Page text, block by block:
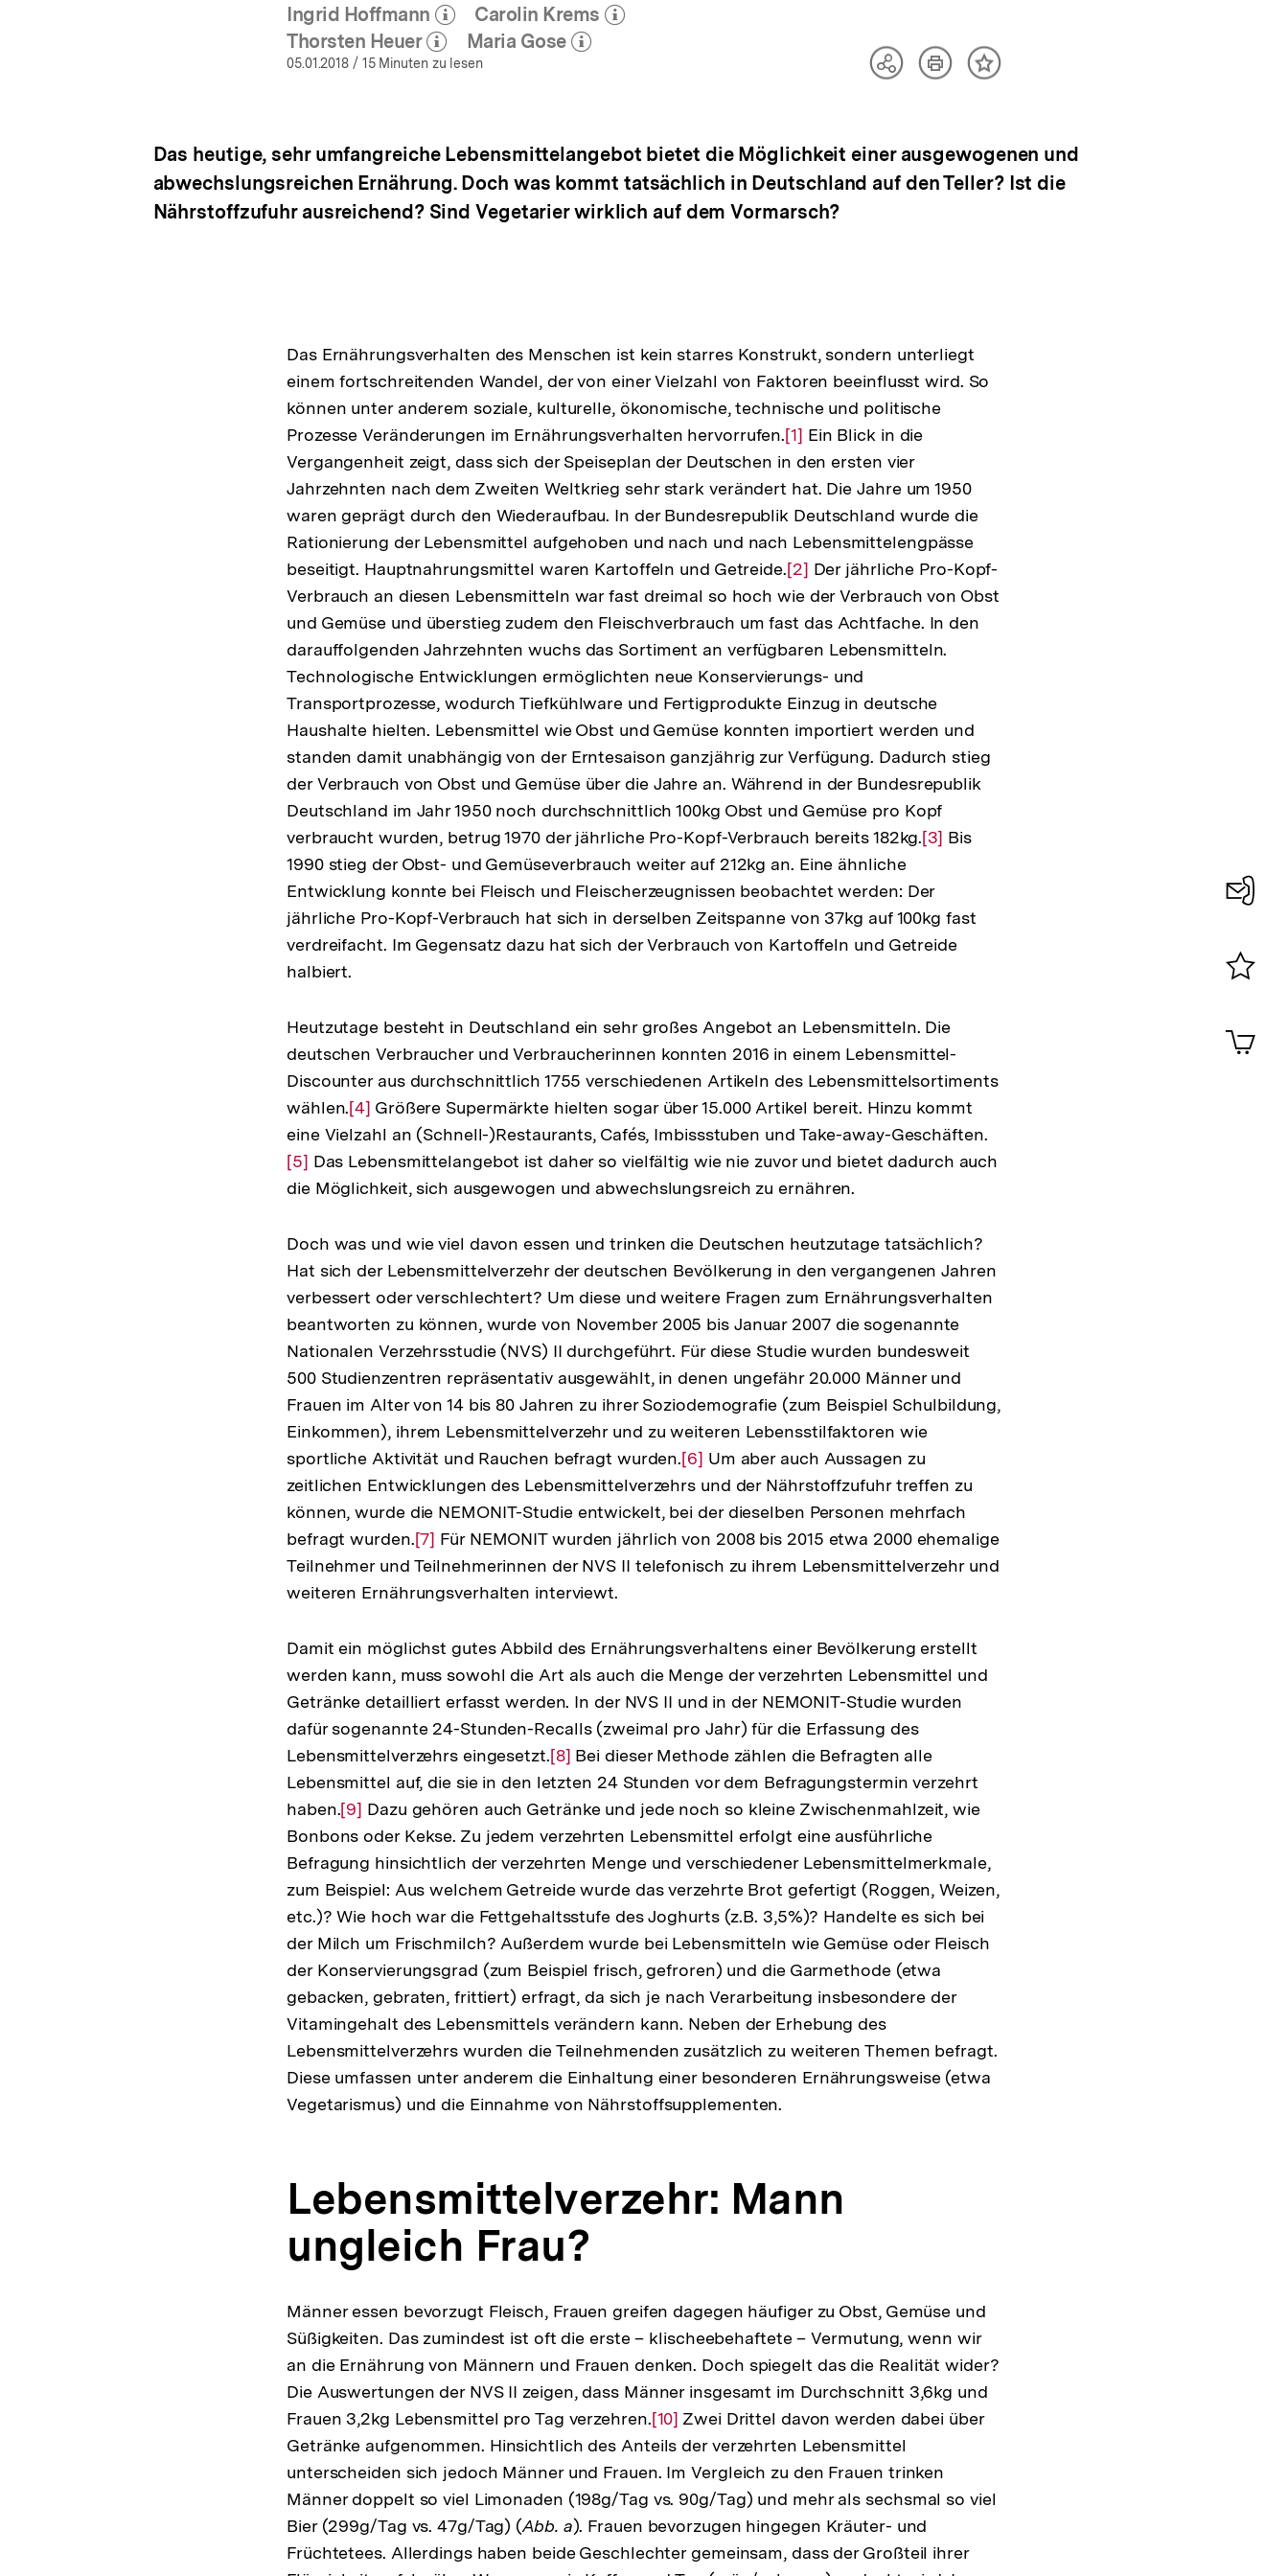
Ingrid Hoffmann
(Mehr zum Autor)
öffnen
Carolin Krems
(Mehr zum Autor)
Thorsten Heuer
(Mehr zum Autor)
öffnen
Maria Gose
(Mehr zum Autor)
05.01.2018 / 15 Minuten zu lesen
TeilenArtikelInhalt
Das heutige, sehr umfangreiche Lebensmittelangebot bietet die Möglichkeit einer ausgewogenen und
abwechslungsreichen Ernährung. Doch was kommt tatsächlich in Deutschland auf den Teller? Ist die
Nährstoffzufuhr ausreichend? Sind Vegetarier wirklich auf dem Vormarsch?
Das Ernährungsverhalten des Menschen ist kein starres Konstrukt, sondern unterliegt
einem fortschreitenden Wandel, der von einer Vielzahl von Faktoren beeinflusst wird. So
können unter anderem soziale, kulturelle, ökonomische, technische und politische
Prozesse Veränderungen im Ernährungsverhalten hervorrufen.Zur
Auflösung
der
Fußnote
[1] Ein Blick in die
Vergangenheit zeigt, dass sich der Speiseplan der Deutschen in den ersten vier
Jahrzehnten nach dem Zweiten Weltkrieg sehr stark verändert hat. Die Jahre um 1950
waren geprägt durch den Wiederaufbau. In der Bundesrepublik Deutschland wurde die
Rationierung der Lebensmittel aufgehoben und nach und nach Lebensmittelengpässe
beseitigt. Hauptnahrungsmittel waren Kartoffeln und Getreide.Zur
Auflösung
der
Fußnote
[2] Der jährliche Pro-Kopf-
Verbrauch an diesen Lebensmitteln war fast dreimal so hoch wie der Verbrauch von Obst
und Gemüse und überstieg zudem den Fleischverbrauch um fast das Achtfache. In den
darauffolgenden Jahrzehnten wuchs das Sortiment an verfügbaren Lebensmitteln.
Technologische Entwicklungen ermöglichten neue Konservierungs- und
Transportprozesse, wodurch Tiefkühlware und Fertigprodukte Einzug in deutsche
Haushalte hielten. Lebensmittel wie Obst und Gemüse konnten importiert werden und
standen damit unabhängig von der Erntesaison ganzjährig zur Verfügung. Dadurch stieg
der Verbrauch von Obst und Gemüse über die Jahre an. Während in der Bundesrepublik
Deutschland im Jahr 1950 noch durchschnittlich 100kg Obst und Gemüse pro Kopf
verbraucht wurden, betrug 1970 der jährliche Pro-Kopf-Verbrauch bereits 182kg.Zur
der
Fußnote
[3] Bis
1990 stieg der Obst- und Gemüseverbrauch weiter auf 212kg an. Eine ähnliche
Entwicklung konnte bei Fleisch und Fleischerzeugnissen beobachtet werden: Der
jährliche Pro-Kopf-Verbrauch hat sich in derselben Zeitspanne von 37kg auf 100kg fast
verdreifacht. Im Gegensatz dazu hat sich der Verbrauch von Kartoffeln und Getreide
halbiert.
Heutzutage besteht in Deutschland ein sehr großes Angebot an Lebensmitteln. Die
deutschen Verbraucher und Verbraucherinnen konnten 2016 in einem Lebensmittel-
Discounter aus durchschnittlich 1755 verschiedenen Artikeln des Lebensmittelsortiments
wählen.Zur
Auflösung
der
Fußnote
[4] Größere Supermärkte hielten sogar über 15.000 Artikel bereit. Hinzu kommt
eine Vielzahl an (Schnell-)Restaurants, Cafés, Imbissstuben und Take-away-Geschäften.
Auflösung
[5] Das Lebensmittelangebot ist daher so vielfältig wie nie zuvor und bietet dadurch auch
die Möglichkeit, sich ausgewogen und abwechslungsreich zu ernähren.
Doch was und wie viel davon essen und trinken die Deutschen heutzutage tatsächlich?
Hat sich der Lebensmittelverzehr der deutschen Bevölkerung in den vergangenen Jahren
verbessert oder verschlechtert? Um diese und weitere Fragen zum Ernährungsverhalten
beantworten zu können, wurde von November 2005 bis Januar 2007 die sogenannte
Nationalen Verzehrsstudie (NVS) II durchgeführt. Für diese Studie wurden bundesweit
500 Studienzentren repräsentativ ausgewählt, in denen ungefähr 20.000 Männer und
Frauen im Alter von 14 bis 80 Jahren zu ihrer Soziodemografie (zum Beispiel Schulbildung,
Einkommen), ihrem Lebensmittelverzehr und zu weiteren Lebensstilfaktoren wie
sportliche Aktivität und Rauchen befragt wurden.Zur
Auflösung
der
Fußnote
[6] Um aber auch Aussagen zu
zeitlichen Entwicklungen des Lebensmittelverzehrs und der Nährstoffzufuhr treffen zu
können, wurde die NEMONIT-Studie entwickelt, bei der dieselben Personen mehrfach
befragt wurden.Zur
Auflösung
der
[7] Für NEMONIT wurden jährlich von 2008 bis 2015 etwa 2000 ehemalige
Teilnehmer und Teilnehmerinnen der NVS II telefonisch zu ihrem Lebensmittelverzehr und
weiteren Ernährungsverhalten interviewt.
Damit ein möglichst gutes Abbild des Ernährungsverhaltens einer Bevölkerung erstellt
werden kann, muss sowohl die Art als auch die Menge der verzehrten Lebensmittel und
Getränke detailliert erfasst werden. In der NVS II und in der NEMONIT-Studie wurden
dafür sogenannte 24-Stunden-Recalls (zweimal pro Jahr) für die Erfassung des
Lebensmittelverzehrs eingesetzt.Zur
Auflösung
der
Fußnote
[8] Bei dieser Methode zählen die Befragten alle
Lebensmittel auf, die sie in den letzten 24 Stunden vor dem Befragungstermin verzehrt
haben.Zur
Auflösung
der
Fußnote
[9] Dazu gehören auch Getränke und jede noch so kleine Zwischenmahlzeit, wie
Bonbons oder Kekse. Zu jedem verzehrten Lebensmittel erfolgt eine ausführliche
Befragung hinsichtlich der verzehrten Menge und verschiedener Lebensmittelmerkmale,
zum Beispiel: Aus welchem Getreide wurde das verzehrte Brot gefertigt (Roggen, Weizen,
etc.)? Wie hoch war die Fettgehaltsstufe des Joghurts (z.B. 3,5%)? Handelte es sich bei
der Milch um Frischmilch? Außerdem wurde bei Lebensmitteln wie Gemüse oder Fleisch
der Konservierungsgrad (zum Beispiel frisch, gefroren) und die Garmethode (etwa
gebacken, gebraten, frittiert) erfragt, da sich je nach Verarbeitung insbesondere der
Vitamingehalt des Lebensmittels verändern kann. Neben der Erhebung des
Lebensmittelverzehrs wurden die Teilnehmenden zusätzlich zu weiteren Themen befragt.
Diese umfassen unter anderem die Einhaltung einer besonderen Ernährungsweise (etwa
Vegetarismus) und die Einnahme von Nährstoffsupplementen.
Lebensmittelverzehr: Mann
ungleich Frau?
Männer essen bevorzugt Fleisch, Frauen greifen dagegen häufiger zu Obst, Gemüse und
Süßigkeiten. Das zumindest ist oft die erste – klischeebehaftete – Vermutung, wenn wir
an die Ernährung von Männern und Frauen denken. Doch spiegelt das die Realität wider?
Die Auswertungen der NVS II zeigen, dass Männer insgesamt im Durchschnitt 3,6kg und
Frauen 3,2kg Lebensmittel pro Tag verzehren.Zur
Auflösung
der
Fußnote
[10] Zwei Drittel davon werden dabei über
Getränke aufgenommen. Hinsichtlich des Anteils der verzehrten Lebensmittel
unterscheiden sich jedoch Männer und Frauen. Im Vergleich zu den Frauen trinken
Männer doppelt so viel Limonaden (198g/Tag vs. 90g/Tag) und mehr als sechsmal so viel
Bier (299g/Tag vs. 47g/Tag) (Abb. a). Frauen bevorzugen hingegen Kräuter- und
Früchtetees. Allerdings haben beide Geschlechter gemeinsam, dass der Großteil ihrer